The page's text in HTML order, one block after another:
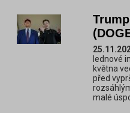
lednové
května
před
malé